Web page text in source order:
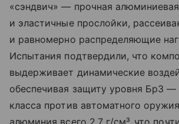
«сэндвич» — прочная
и эластичные прослойки,
и равномерно распределяющие
Испытания подтвердили, что
выдерживает динамические
обеспечивая защиту уровня Бр3 —
класса против автоматного